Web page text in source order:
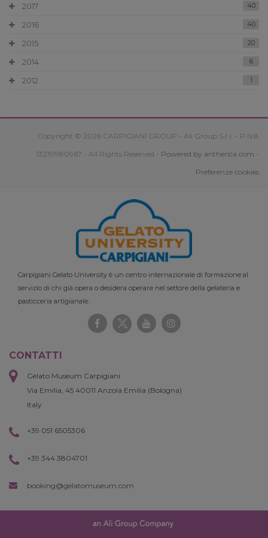
2017 40
2016 40
2015 20
2014 6
2012 1
Copyright © 2026 CARPIGIANI GROUP - Ali Group S.r.l. - P.IVA
13239980967 - All Rights Reserved - Powered by antherica.com -
Preferenze cookies
Carpigiani Gelato University è un centro internazionale di formazione al
servizio di chi già opera o desidera operare nel settore della gelateria e
pasticceria artigianale.
CONTATTI
Gelato Museum Carpigiani
Via Emilia, 45 40011 Anzola Emilia (Bologna)
Italy
+39 051 6505306
+39 344 3804701
booking@gelatomuseum.com